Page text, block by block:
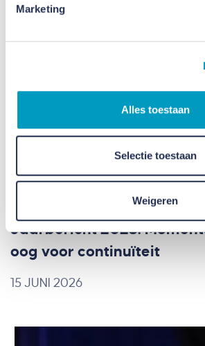
Marketing
Alles toestaan
Selectie toestaan
Weigeren
Jaarbericht 2025:
oog voor continuïteit
15 JUNI 2026